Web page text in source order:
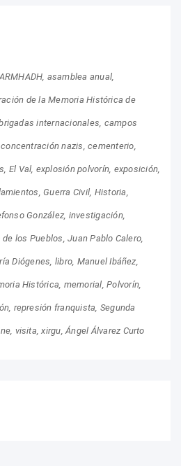
asamblea anual
de la Memoria Histórica de
internacionales campos
nazis cementerio
El Val explosión polvorín exposición
Guerra Civil Historia
González investigación
los Pueblos Juan Pablo Calero
Diógenes libro Manuel Ibáñez
Histórica memorial Polvorín
represión franquista Segunda
visita xirgu Ángel Álvarez Curto